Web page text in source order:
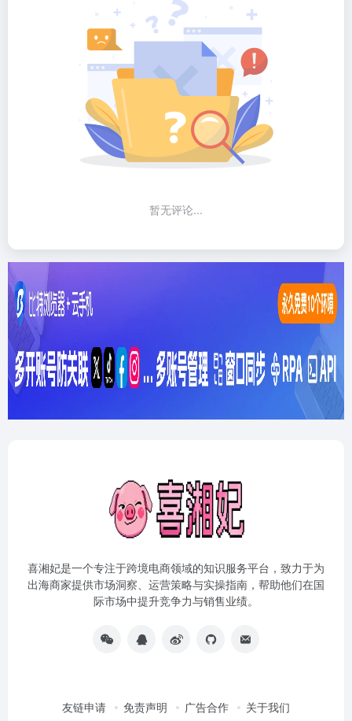
暂无评论...
喜湘妃是一个专注于跨境电商领域的知识服务平台，致力于为
出海商家提供市场洞察、运营策略与实操指南，帮助他们在国
际市场中提升竞争力与销售业绩。
友链申请 免责声明 广告合作 关于我们